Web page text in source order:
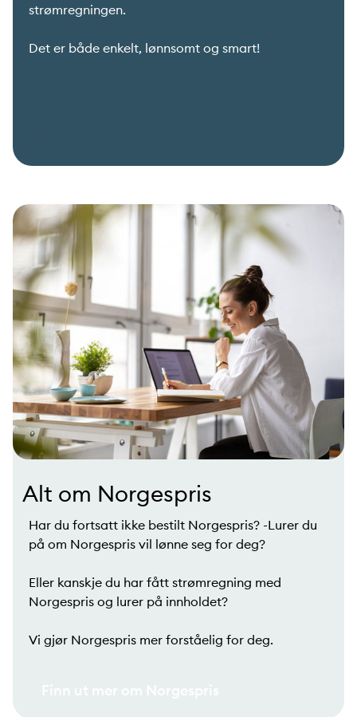
strømregningen.
Det er både enkelt, lønnsomt og smart!
Alt om Norgespris
Har du fortsatt ikke bestilt Norgespris? -Lurer du
på om Norgespris vil lønne seg for deg?
Eller kanskje du har fått strømregning med
Norgespris og lurer på innholdet?
Vi gjør Norgespris mer forståelig for deg.